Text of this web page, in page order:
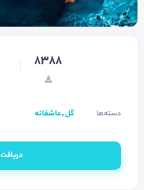
8388
دسته‌ها گل,عاشقانه
دریافت